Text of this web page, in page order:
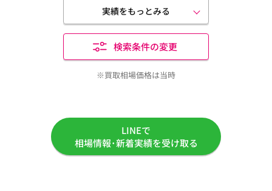
実績をもっとみる
検索条件の変更
※買取相場価格は当時
LINEで
相場情報･新着実績を受け取る